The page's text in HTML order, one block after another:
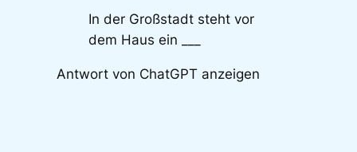
In der Großstadt steht vor
dem Haus ein ___
Antwort von ChatGPT anzeigen